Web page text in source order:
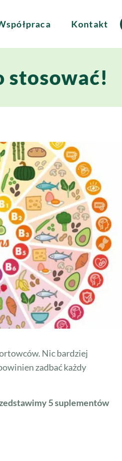
Kontakt
stosować!
Nic bardziej
zadbać każdy
5 suplementów